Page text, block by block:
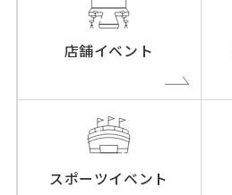
店舗イベント
スポーツイベント